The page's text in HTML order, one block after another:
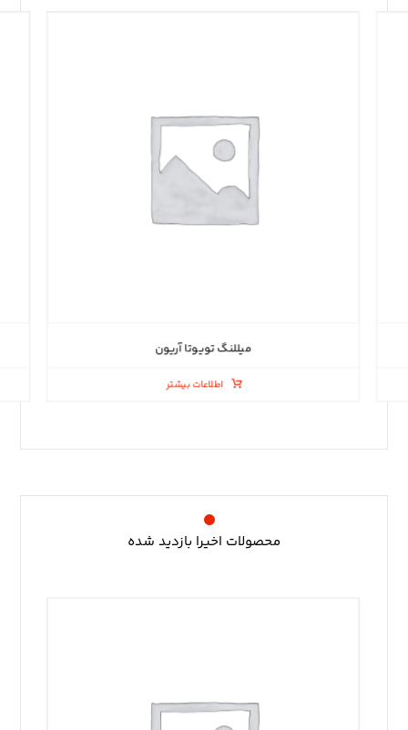
میللنگ تویوتا آریون
اطلاعات بیشتر
محصولات اخیرا بازدید شده